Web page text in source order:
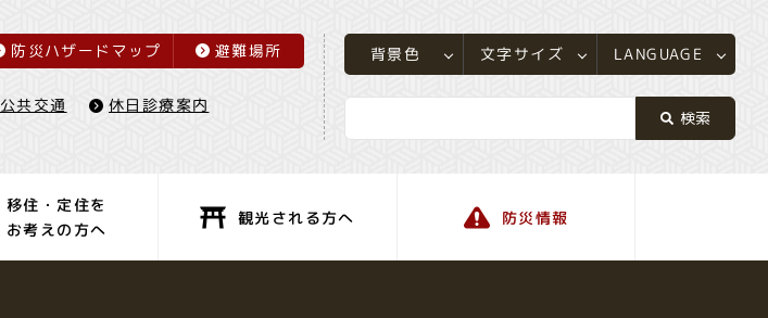
防災ハザードマップ 避難場所
公共交通 休日診療案内
背景色 文字サイズ LANGUAGE
移住・定住を
お考えの方へ
観光される方へ 防災情報